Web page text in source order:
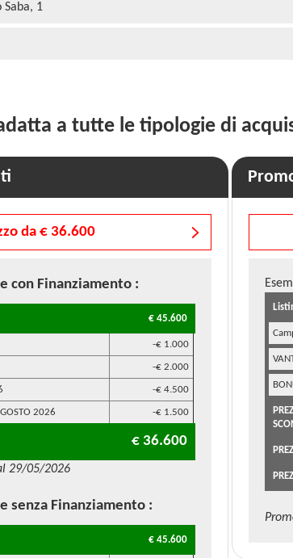
1
a tutte le tipologie di
da € 36.600
con Finanziamento :
€ 45.600
-€ 1.000
-€ 2.000
-€ 4.500
2026 -€ 1.500
€ 36.600
29/05/2026
senza Finanziamento :
€ 45.600